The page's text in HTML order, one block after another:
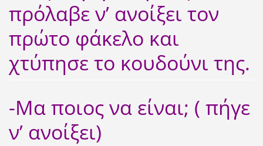
πρόλαβε ν’ ανοίξει τον
πρώτο φάκελο και
χτύπησε το κουδούνι της.
-Μα ποιος να είναι; ( πήγε
ν’ ανοίξει)